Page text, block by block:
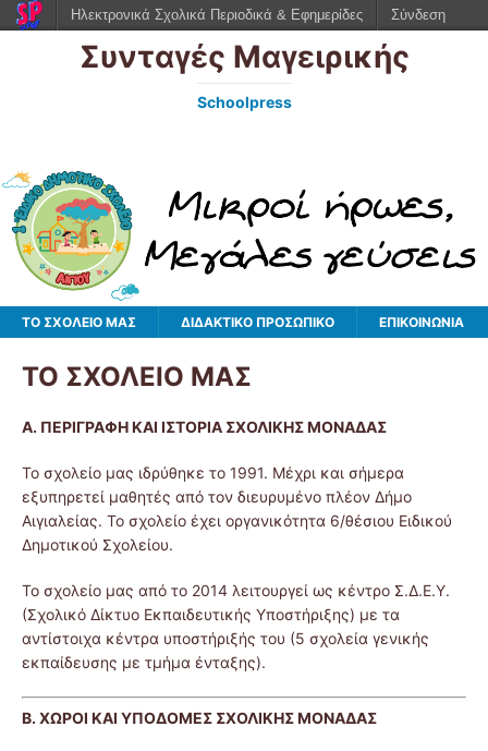
Συνταγές Μαγειρικής
Schoolpress
ΤΟ ΣΧΟΛΕΙΟ ΜΑΣ ΔΙΔΑΚΤΙΚΟ ΠΡΟΣΩΠΙΚΟ ΕΠΙΚΟΙΝΩΝΙΑ
ΤΟ ΣΧΟΛΕΙΟ ΜΑΣ
Α. ΠΕΡΙΓΡΑΦΗ ΚΑΙ ΙΣΤΟΡΙΑ ΣΧΟΛΙΚΗΣ ΜΟΝΑΔΑΣ
Το σχολείο μας ιδρύθηκε το 1991. Μέχρι και σήμερα
εξυπηρετεί μαθητές από τον διευρυμένο πλέον Δήμο
Αιγιαλείας. Το σχολείο έχει οργανικότητα 6/θέσιου Ειδικού
Δημοτικού Σχολείου.
Το σχολείο μας από το 2014 λειτουργεί ως κέντρο Σ.Δ.Ε.Υ.
(Σχολικό Δίκτυο Εκπαιδευτικής Υποστήριξης) με τα
αντίστοιχα κέντρα υποστήριξής του (5 σχολεία γενικής
εκπαίδευσης με τμήμα ένταξης).
Β. ΧΩΡΟΙ ΚΑΙ ΥΠΟΔΟΜΕΣ ΣΧΟΛΙΚΗΣ ΜΟΝΑΔΑΣ
Ηλεκτρονικά Σχολικά Περιοδικά & Εφημερίδες Σύνδεση